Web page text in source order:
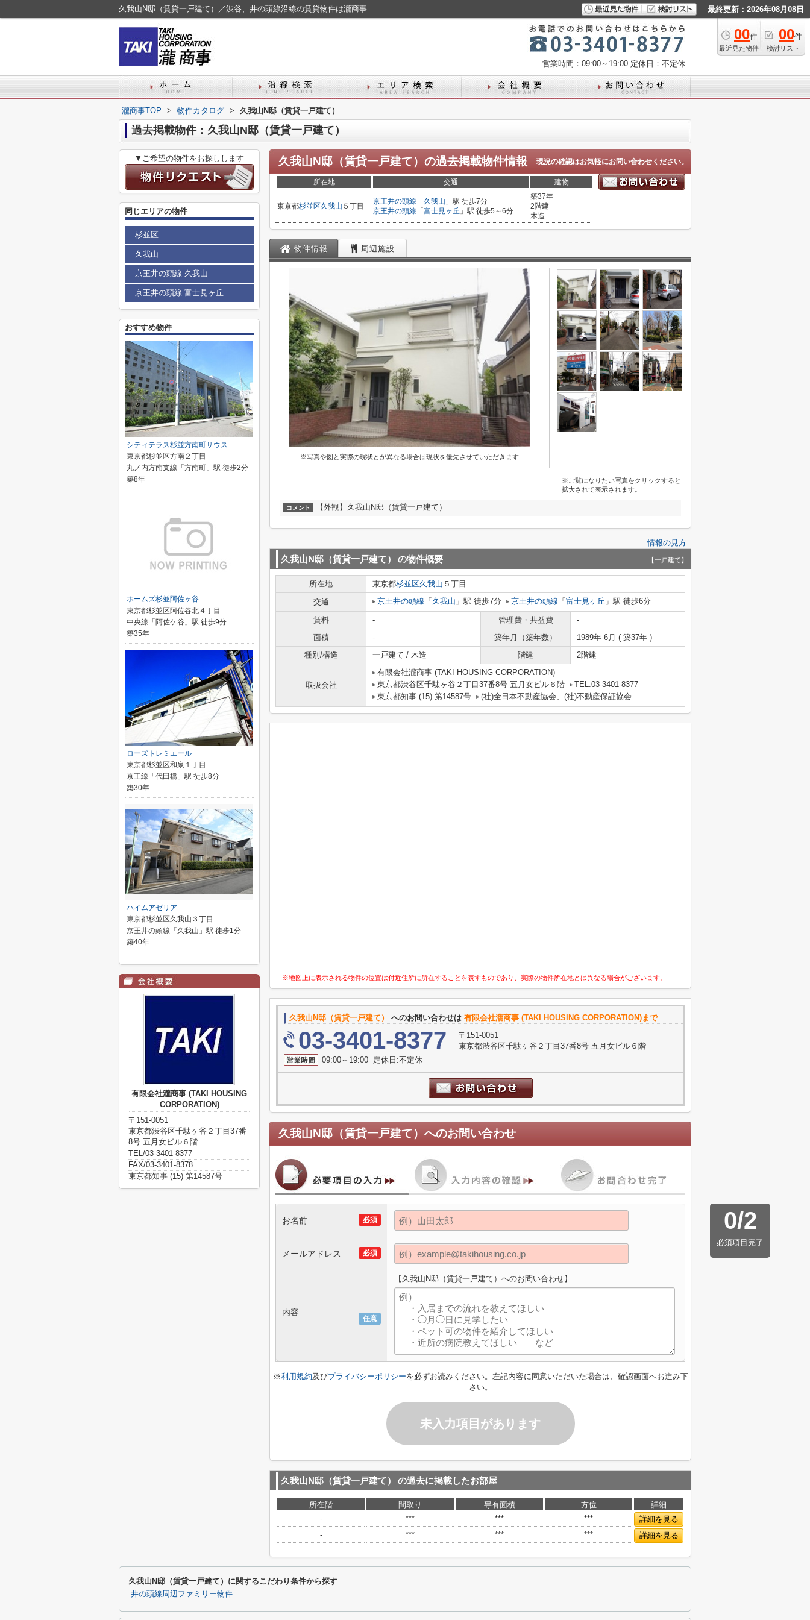
久我山N邸（賃貸一戸建て）／渋谷、井の頭線沿線の賃貸物件は瀧商事 最終更新：2026年08月08日
00件
最近見た物件
00件
検討リスト
営業時間：09:00～19:00 定休日：不定休
瀧商事TOP > 物件カタログ > 久我山N邸（賃貸一戸建て）
過去掲載物件：久我山N邸（賃貸一戸建て）
久我山N邸（賃貸一戸建て） の過去掲載物件情報 現況の確認はお気軽にお問い合わせください。
所在地 交通 建物
東京都杉並区久我山 ５丁目
京王井の頭線 「 久我山 」駅 徒歩7分
京王井の頭線 「 富士見ヶ丘 」駅 徒歩5～6分
築37年
2階建
木造
物件情報 周辺施設
※写真や図と実際の現状とが異なる場合は現状を優先させていただきます
※ご覧になりたい写真をクリックすると
拡大されて表示されます。
コメント 【外観】久我山N邸（賃貸一戸建て）
情報の見方
久我山N邸（賃貸一戸建て） の物件概要 【一戸建て】
所在地 東京都杉並区久我山 ５丁目
交通
京王井の頭線 「 久我山 」駅 徒歩7分 京王井の頭線 「 富士見ヶ丘 」駅 徒歩6分
賃料 - 管理費・共益費
-
面積
- 築年月（築年数）
1989年 6月 ( 築37年 )
種別/構造
一戸建て / 木造 階建 2階建
取扱会社
有限会社瀧商事 (TAKI HOUSING CORPORATION)
東京都渋谷区千駄ヶ谷２丁目37番8号 五月女ビル６階
TEL:03-3401-8377
東京都知事 (15) 第14587号
(社)全日本不動産協会、(社)不動産保証協会
※地図上に表示される物件の位置は付近住所に所在することを表すものであり、実際の物件所在地とは異なる場合がございます。
久我山N邸（賃貸一戸建て） へのお問い合わせは 有限会社瀧商事 (TAKI HOUSING CORPORATION)まで
03-3401-8377
〒151-0051
東京都渋谷区千駄ヶ谷２丁目37番8号 五月女ビル６階
09:00～19:00 定休日:不定休
久我山N邸（賃貸一戸建て） へのお問い合わせ
0/2
必須項目完了
必須
お名前
必須
メールアドレス
任意
内容
【久我山N邸（賃貸一戸建て）へのお問い合わせ】
※利用規約及びプライバシーポリシーを必ずお読みください。左記内容に同意いただいた場合は、確認画面へお進み下
さい。
未入力項目があります
久我山N邸（賃貸一戸建て） の過去に掲載したお部屋
所在階 間取り 専有面積 方位
詳細
-
*** *** ***
詳細を見る
-
*** *** *** 詳細を見る
▼ご希望の物件をお探しします
同じエリアの物件
杉並区
久我山
京王井の頭線 久我山
京王井の頭線 富士見ヶ丘
おすすめ物件
シティテラス杉並方南町サウス
東京都杉並区方南２丁目
丸ノ内方南支線「方南町」駅 徒歩2分
築8年
ホームズ杉並阿佐ヶ谷
東京都杉並区阿佐谷北４丁目
中央線「阿佐ケ谷」駅 徒歩9分
築35年
ローズトレミエール
東京都杉並区和泉１丁目
京王線「代田橋」駅 徒歩8分
築30年
ハイムアゼリア
東京都杉並区久我山３丁目
京王井の頭線「久我山」駅 徒歩1分
築40年
有限会社瀧商事 (TAKI HOUSING
CORPORATION)
〒151-0051
東京都渋谷区千駄ヶ谷２丁目37番
8号 五月女ビル６階
TEL/03-3401-8377
FAX/03-3401-8378
東京都知事 (15) 第14587号
久我山N邸（賃貸一戸建て）に関するこだわり条件から探す
井の頭線周辺ファミリー物件